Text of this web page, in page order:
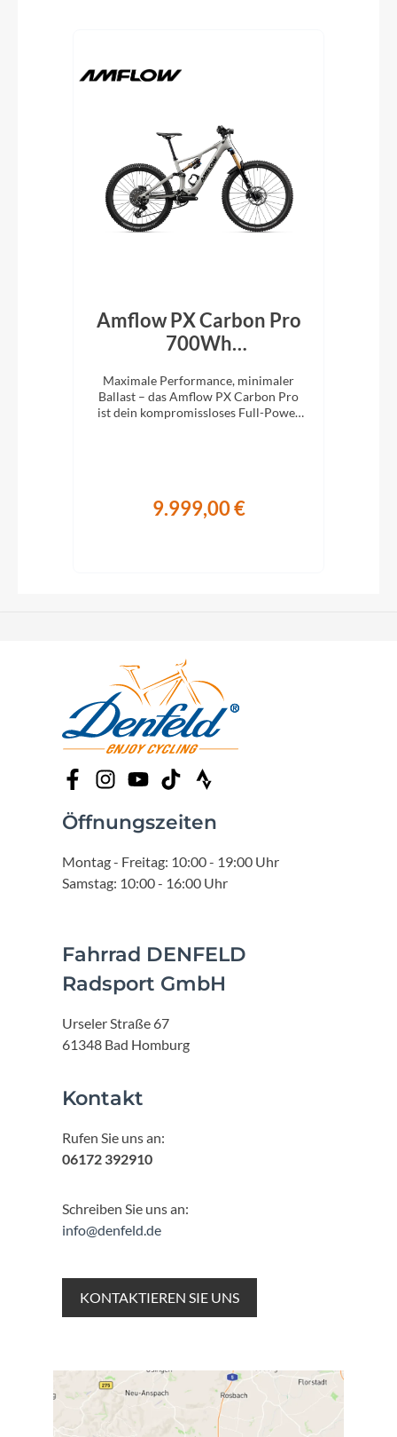
Amflow PX Carbon Pro
700Wh
Maximale Performance, minimaler
Ballast – das Amflow PX Carbon Pro
ist dein kompromissloses Full-Power
9.999,00 €
Öffnungszeiten
Montag - Freitag: 10:00 - 19:00 Uhr
Samstag: 10:00 - 16:00 Uhr
Fahrrad DENFELD
Radsport GmbH
Urseler Straße 67
61348 Bad Homburg
Kontakt
Rufen Sie uns an:
06172 392910
Schreiben Sie uns an:
info@denfeld.de
KONTAKTIEREN SIE UNS